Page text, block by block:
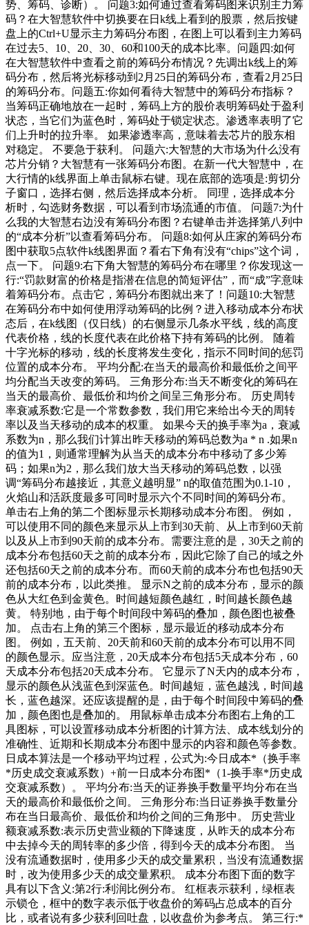
势、筹码、诊断）。 问题3:如何通过查看筹码图来识别主力筹
码？在大智慧软件中切换要在日k线上看到的股票，然后按键
盘上的Ctrl+U显示主力筹码分布图，在图上可以看到主力筹码
在过去5、10、20、30、60和100天的成本比率。问题四:如何
在大智慧软件中查看之前的筹码分布情况？先调出k线上的筹
码分布，然后将光标移动到2月25日的筹码分布，查看2月25日
的筹码分布。问题五:你如何看待大智慧中的筹码分布指标？
当筹码正确地放在一起时，筹码上方的股价表明筹码处于盈利
状态，当它们为蓝色时，筹码处于锁定状态。渗透率表明了它
们上升时的拉升率。 如果渗透率高，意味着去芯片的股东相
对稳定。 不要急于获利。 问题六:大智慧的大市场为什么没有
芯片分销？大智慧有一张筹码分布图。在新一代大智慧中，在
大行情的k线界面上单击鼠标右键。现在底部的选项是:剪切分
子窗口，选择右侧，然后选择成本分析。 同理，选择成本分
析时，勾选财务数据，可以看到市场流通的市值。 问题7:为什
么我的大智慧右边没有筹码分布图？右键单击并选择第八列中
的“成本分析”以查看筹码分布。 问题8:如何从庄家的筹码分布
图中获取5点软件k线图界面？看右下角有没有“chips”这个词，
点一下。 问题9:右下角大智慧的筹码分布在哪里？你发现这一
行:“罚款财富的价格是指潜在信息的简短评估”，而“成”字意味
着筹码分布。点击它，筹码分布图就出来了！问题10:大智慧
在筹码分布中如何使用浮动筹码的比例？进入移动成本分布状
态后，在k线图（仅日线）的右侧显示几条水平线，线的高度
代表价格，线的长度代表在此价格下持有筹码的比例。 随着
十字光标的移动，线的长度将发生变化，指示不同时间的惩罚
位置的成本分布。 平均分配:在当天的最高价和最低价之间平
均分配当天改变的筹码。 三角形分布:当天不断变化的筹码在
当天的最高价、最低价和均价之间呈三角形分布。 历史周转
率衰减系数:它是一个常数参数，我们用它来给出今天的周转
率以及当天移动的成本的权重。 如果今天的换手率为a，衰减
系数为n，那么我们计算出昨天移动的筹码总数为a * n .如果n
的值为1，则通常理解为从当天的成本分布中移动了多少筹
码；如果n为2，那么我们放大当天移动的筹码总数，以强
调“筹码分布越接近，其意义越明显” n的取值范围为0.1-10，
火焰山和活跃度最多可同时显示六个不同时间的筹码分布。
单击右上角的第二个图标显示长期移动成本分布图。 例如，
可以使用不同的颜色来显示从上市到30天前、从上市到60天前
以及从上市到90天前的成本分布。需要注意的是，30天之前的
成本分布包括60天之前的成本分布，因此它除了自己的域之外
还包括60天之前的成本分布。而60天前的成本分布也包括90天
前的成本分布，以此类推。 显示N之前的成本分布，显示的颜
色从大红色到金黄色。时间越短颜色越红，时间越长颜色越
黄。 特别地，由于每个时间段中筹码的叠加，颜色图也被叠
加。 点击右上角的第三个图标，显示最近的移动成本分布
图。 例如，五天前、20天前和60天前的成本分布可以用不同
的颜色显示。应当注意，20天成本分布包括5天成本分布，60
天成本分布包括20天成本分布。 它显示了N天内的成本分布，
显示的颜色从浅蓝色到深蓝色。时间越短，蓝色越浅，时间越
长，蓝色越深。还应该提醒的是，由于每个时间段中筹码的叠
加，颜色图也是叠加的。 用鼠标单击成本分布图右上角的工
具图标，可以设置移动成本分析图的计算方法、成本线划分的
准确性、近期和长期成本分布图中显示的内容和颜色等参数。
日成本算法是一个移动平均过程，公式为:今日成本*（换手率
*历史成交衰减系数）+前一日成本分布图*（1-换手率*历史成
交衰减系数）。 平均分布:当天的证券换手数量平均分布在当
天的最高价和最低价之间。 三角形分布:当日证券换手数量分
布在当日最高价、最低价和均价之间的三角形中。 历史营业
额衰减系数:表示历史营业额的下降速度，从昨天的成本分布
中去掉今天的周转率的多少倍，得到今天的成本分布图。 当
没有流通数据时，使用多少天的成交量累积，当没有流通数据
时，改为使用多少天的成交量累积。 成本分布图下面的数字
具有以下含义:第2行:利润比例分布。 红框表示获利，绿框表
示锁仓，框中的数字表示低于收盘价的筹码占总成本的百分
比，或者说有多少获利回吐盘，以收盘价为参考点。 第三行:*